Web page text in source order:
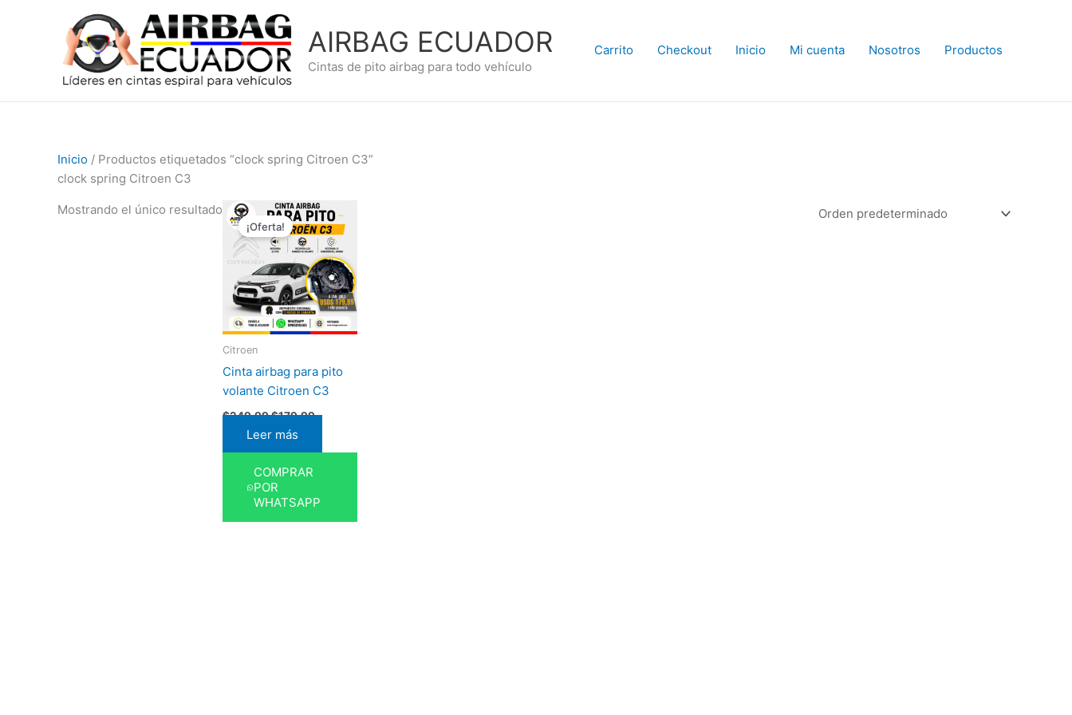
AIRBAG ECUADOR
Cintas de pito airbag para todo vehículo
Carrito Checkout Inicio Mi cuenta Nosotros Productos
Inicio / Productos etiquetados “clock spring Citroen C3”
clock spring Citroen C3
Mostrando el único resultado
¡Oferta!
Citroen
Cinta airbag para pito
volante Citroen C3
$249,99
El
precio
original
era:
$249,99.
$179,99
El
precio
actual
es:
$179,99.
Leer más
COMPRAR
POR
WHATSAPP